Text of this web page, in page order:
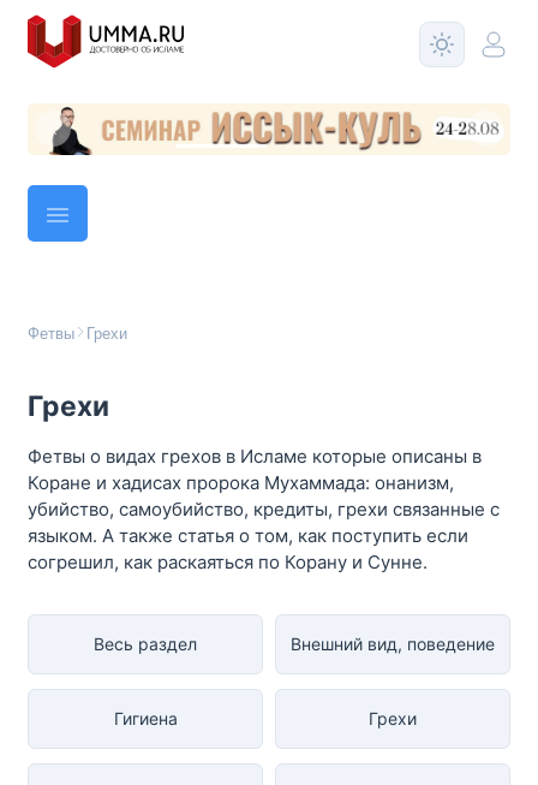
Фетвы Грехи
Грехи
Фетвы о видах грехов в Исламе которые описаны в
Коране и хадисах пророка Мухаммада: онанизм,
убийство, самоубийство, кредиты, грехи связанные с
языком. А также статья о том, как поступить если
согрешил, как раскаяться по Корану и Сунне.
Весь раздел Внешний вид, поведение
Гигиена Грехи